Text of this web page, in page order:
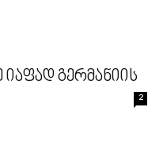
გერმანიის
2